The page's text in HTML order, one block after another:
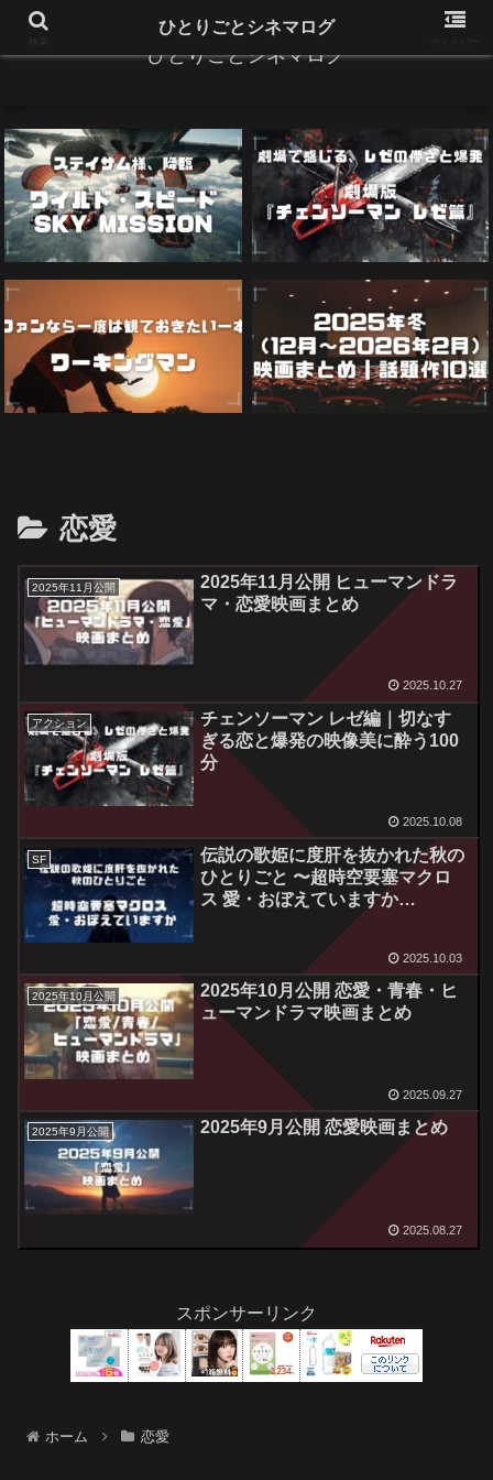
ひとりごとシネマログ
恋愛
2025年11月公開
2025年11月公開 ヒューマンドラ
マ・恋愛映画まとめ
2025.10.27
アクション
チェンソーマン レゼ編｜切なす
ぎる恋と爆発の映像美に酔う100
分
2025.10.08
SF
伝説の歌姫に度肝を抜かれた秋の
ひとりごと 〜超時空要塞マクロ
ス 愛・おぼえていますか
（1984）レビュー〜
2025.10.03
2025年10月公開
2025年10月公開 恋愛・青春・ヒ
ューマンドラマ映画まとめ
2025.09.27
2025年9月公開 2025年9月公開 恋愛映画まとめ
2025.08.27
スポンサーリンク
ホーム 恋愛
ひとりごとシネマログ